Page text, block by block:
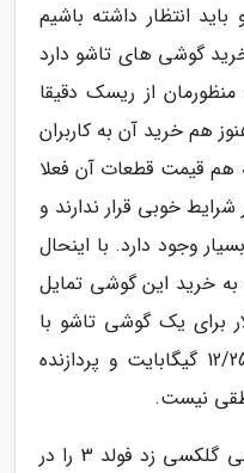
انتظار داشته باشیم
گوشی های تاشو دارد
از ریسک دقیقا
هم خرید آن به کاربران
هم قیمت قطعات آن فعلا
خوبی قرار ندارند و
وجود دارد. با اینحال
به خرید این گوشی تمایل
باید گفت پرداخت 1600 دلار برای یک گوشی تاشو با
ترکیب حافظه داخلی و رم و 12/256 گیگابایت و پردازنده
شما عزیزان می توانید تریلر رسمی گلکسی زد فولد 3 را در